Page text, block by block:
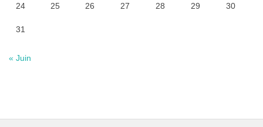
24 25 26 27 28 29 30
31
« Juin